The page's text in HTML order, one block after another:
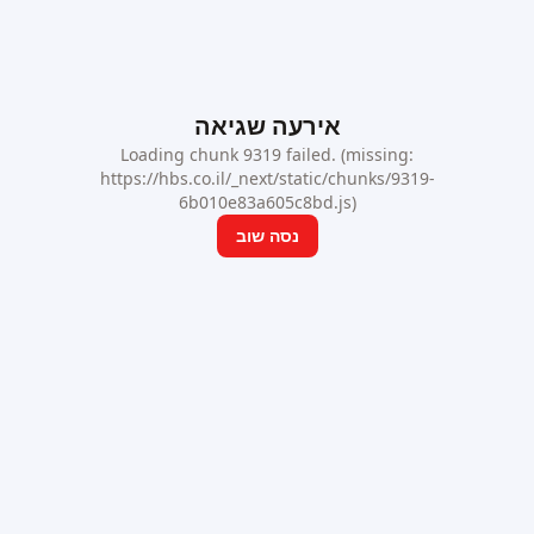
אירעה שגיאה
Loading chunk 9319 failed. (missing:
https://hbs.co.il/_next/static/chunks/9319-
6b010e83a605c8bd.js)